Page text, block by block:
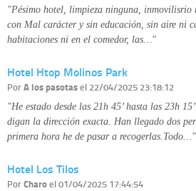
"Pésimo hotel, limpieza ninguna, inmovilisrio
con Mal carácter y sin educación, sin aire ni
habitaciones ni en el comedor, las…"
Hotel Htop Molinos Park
PorA los pasotasel 22/04/2025 23:18:12
"He estado desde las 21h 45’ hasta las 23h
digan la dirección exacta. Han llegado dos
primera hora he de pasar a recogerlas.Todo…"
Hotel Los Tilos
PorCharoel 01/04/2025 17:44:54